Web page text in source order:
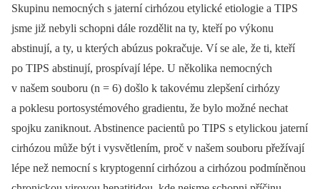
Skupinu nemocných s jaterní cirhózou etylické etiologie a TIPS
jsme již nebyli schopni dále rozdělit na ty, kteří po výkonu
abstinují, a ty, u kterých abúzus pokračuje. Ví se ale, že ti, kteří
po TIPS abstinují, prospívají lépe. U několika nemocných
v našem souboru (n = 6) došlo k takovému zlepšení cirhózy
a poklesu portosystémového gradientu, že bylo možné nechat
spojku zaniknout. Abstinence pacientů po TIPS s etylickou jaterní
cirhózou může být i vysvětlením, proč v našem souboru přežívají
lépe než nemocní s kryptogenní cirhózou a cirhózou podmíněnou